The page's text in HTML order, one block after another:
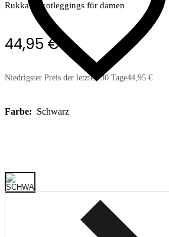
Rukka Trikotleggings für damen
44,95 €
Niedrigster Preis der letzten 30 Tage44,95 €
Farbe: Schwarz